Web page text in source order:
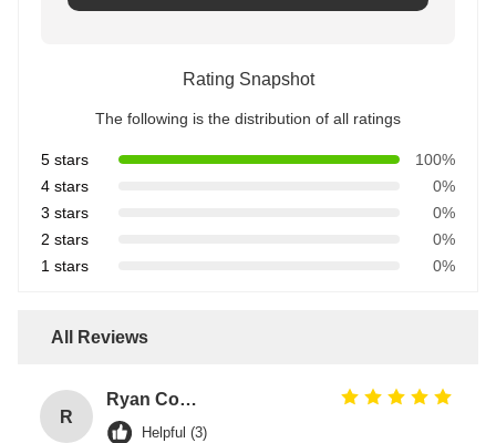
Rating Snapshot
The following is the distribution of all ratings
5 stars
100%
4 stars
0%
3 stars
0%
2 stars
0%
1 stars
0%
All Reviews
R
Ryan Cooper
Helpful (3)